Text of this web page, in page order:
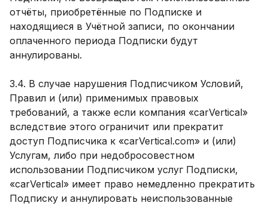
отчёты, приобретённые по Подписке и
находящиеся в Учётной записи, по окончании
оплаченного периода Подписки будут
аннулированы.
3.4. В случае нарушения Подписчиком Условий,
Правил и (или) применимых правовых
требований, а также если компания «carVertical»
вследствие этого ограничит или прекратит
доступ Подписчика к «carVertical.com» и (или)
Услугам, либо при недобросовестном
использовании Подписчиком услуг Подписки,
«carVertical» имеет право немедленно прекратить
Подписку и аннулировать неиспользованные